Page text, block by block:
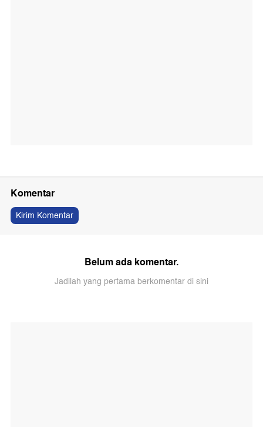
Komentar
Kirim Komentar
Belum ada komentar.
Jadilah yang pertama berkomentar di sini